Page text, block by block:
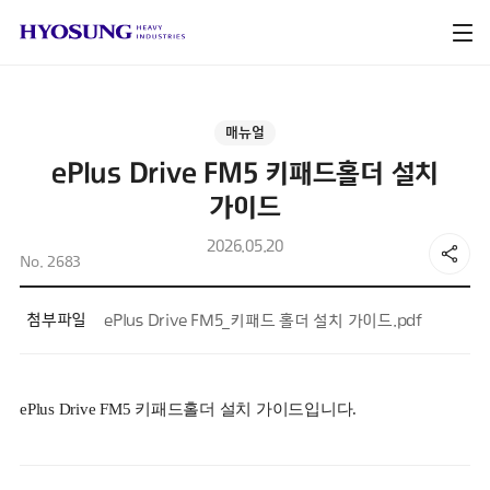
매뉴얼
ePlus Drive FM5 키패드홀더 설치
가이드
2026.05.20
No. 2683
첨부파일 ePlus Drive FM5_키패드 홀더 설치 가이드.pdf
ePlus Drive FM5 키패드홀더 설치 가이드입니다.